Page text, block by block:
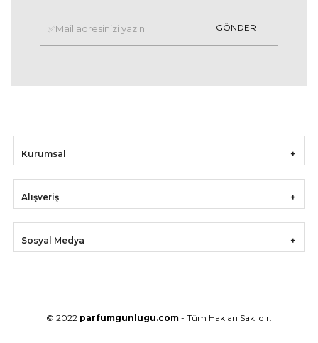
GÖNDER
Kurumsal
Alışveriş
Sosyal Medya
© 2022 parfumgunlugu.com - Tüm Hakları Saklıdır.